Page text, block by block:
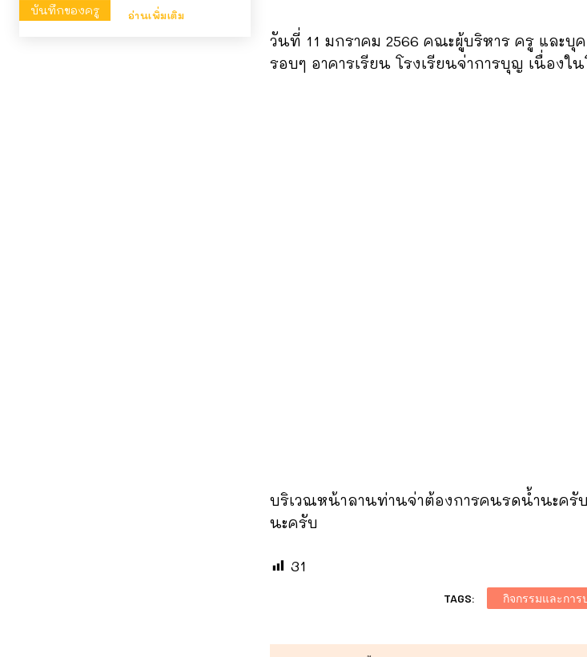
บันทึกของครู อ่านเพิ่มเติม
วันที่ 11 มกราคม 2566 คณะผู้บริหาร ครู และบุ
รอบๆ อาคารเรียน โรงเรียนจ่าการบุญ เนื่องใ
บริเวณหน้าลานท่านจ่าต้องการคนรดน้ำนะครับ
นะครับ
31
TAGS: กิจกรรมและกา